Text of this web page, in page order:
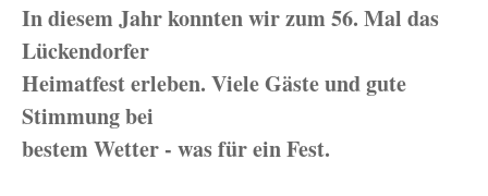
In diesem Jahr konnten wir zum 56. Mal das
Lückendorfer
Heimatfest erleben. Viele Gäste und gute
Stimmung bei
bestem Wetter - was für ein Fest.